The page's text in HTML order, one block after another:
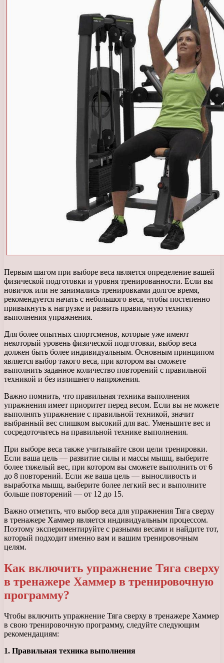
Первым шагом при выборе веса является определение вашей
физической подготовки и уровня тренированности. Если вы
новичок или не занимались тренировками долгое время,
рекомендуется начать с небольшого веса, чтобы постепенно
привыкнуть к нагрузке и развить правильную технику
выполнения упражнения.
Для более опытных спортсменов, которые уже имеют
некоторый уровень физической подготовки, выбор веса
должен быть более индивидуальным. Основным принципом
является выбор такого веса, при котором вы сможете
выполнить заданное количество повторений с правильной
техникой и без излишнего напряжения.
Важно помнить, что правильная техника выполнения
упражнения имеет приоритет перед весом. Если вы не можете
выполнять упражнение с правильной техникой, значит
выбранный вес слишком высокий для вас. Уменьшите вес и
сосредоточьтесь на правильной технике выполнения.
При выборе веса также учитывайте свои цели тренировки.
Если ваша цель — развитие силы и массы мышц, выберите
более тяжелый вес, при котором вы сможете выполнить от 6
до 8 повторений. Если же ваша цель — выносливость и
выработка мышц, выберите более легкий вес и выполните
больше повторений — от 12 до 15.
Важно отметить, что выбор веса для упражнения Тяга сверху
в тренажере Хаммер является индивидуальным процессом.
Поэтому экспериментируйте с разными весами и найдите тот,
который подходит именно вам и вашим тренировочным
целям.
Как включить упражнение Тяга сверху
в тренажере Хаммер в тренировочную
программу?
Чтобы включить упражнение Тяга сверху в тренажере Хаммер
в свою тренировочную программу, следуйте следующим
рекомендациям:
1. Правильная техника выполнения